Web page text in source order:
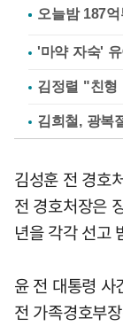
'마약 자숙'
김정렬 "친
김희철, 광복
김성훈 전 경호
전 경호처장은
년을 각각 선고
윤 전 대통령 사
전 가족경호부